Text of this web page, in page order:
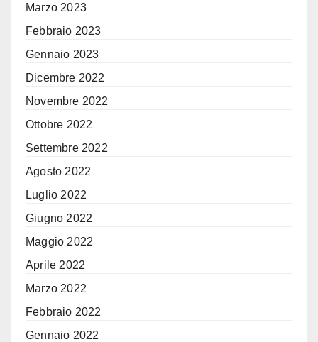
Marzo 2023
Febbraio 2023
Gennaio 2023
Dicembre 2022
Novembre 2022
Ottobre 2022
Settembre 2022
Agosto 2022
Luglio 2022
Giugno 2022
Maggio 2022
Aprile 2022
Marzo 2022
Febbraio 2022
Gennaio 2022